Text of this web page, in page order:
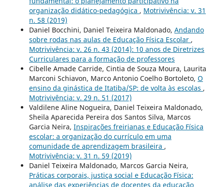
organização didático-pedagógica , Motrivivência: v. 31
n. 58 (2019)
Daniel Bocchini, Daniel Teixeira Maldonado, Andando
sobre rodas nas aulas de Educação Física Escolar ,
Motrivivência: v. 26 n. 43 (2014): 10 anos de Diretrizes
Curriculares para a formação de professores
Cibelle Amade Carride, Cintia de Souza Moura, Laurita
Marconi Schiavon, Marco Antonio Coelho Bortoleto, O
ensino da ginástica de Itatiba/SP: de volta às escolas ,
Motrivivência: v. 29 n. 51 (2017)
Valdilene Aline Nogueira, Daniel Teixeira Maldonado,
Sheila Aparecida Pereira dos Santos Silva, Marcos
Garcia Neira, Inspirações freirianas e Educação Física
escolar: a organização do currículo em uma
comunidade de aprendizagem brasileira ,
Motrivivência: v. 31 n. 59 (2019)
Daniel Teixeira Maldonado, Marcos Garcia Neira,
Práticas corporais, justiça social e Educação Física:
análise das experiências de docentes da educação